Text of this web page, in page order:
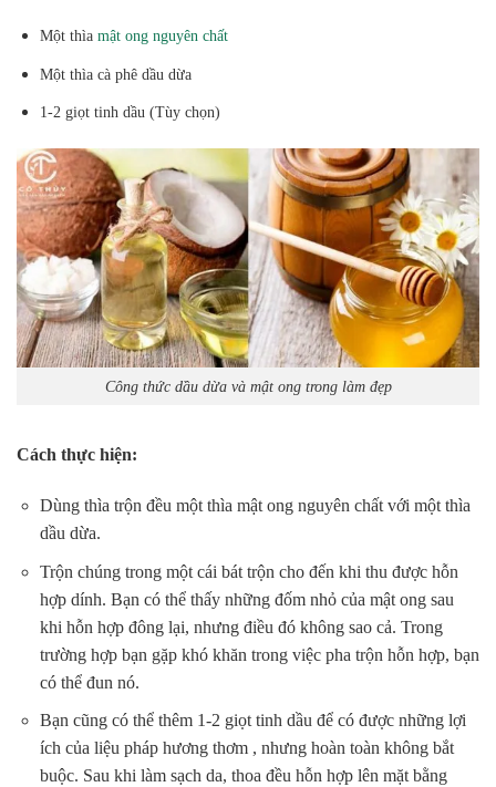
Một thìa mật ong nguyên chất
Một thìa cà phê dầu dừa
1-2 giọt tinh dầu (Tùy chọn)
Công thức dầu dừa và mật ong trong làm đẹp
Cách thực hiện:
Dùng thìa trộn đều một thìa mật ong nguyên chất với một thìa
dầu dừa.
Trộn chúng trong một cái bát trộn cho đến khi thu được hỗn
hợp dính. Bạn có thể thấy những đốm nhỏ của mật ong sau
khi hỗn hợp đông lại, nhưng điều đó không sao cả. Trong
trường hợp bạn gặp khó khăn trong việc pha trộn hỗn hợp, bạn
có thể đun nó.
Bạn cũng có thể thêm 1-2 giọt tinh dầu để có được những lợi
ích của liệu pháp hương thơm , nhưng hoàn toàn không bắt
buộc. Sau khi làm sạch da, thoa đều hỗn hợp lên mặt bằng